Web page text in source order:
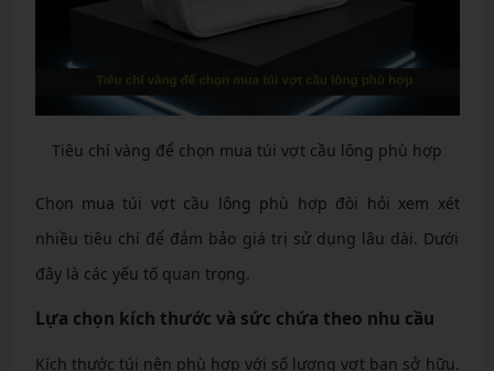
Tiêu chí vàng để chọn mua túi vợt cầu lông phù hợp
Chọn mua túi vợt cầu lông phù hợp đòi hỏi xem xét
nhiều tiêu chí để đảm bảo giá trị sử dụng lâu dài. Dưới
đây là các yếu tố quan trọng.
Lựa chọn kích thước và sức chứa theo nhu cầu
Kích thước túi nên phù hợp với số lượng vợt bạn sở hữu.